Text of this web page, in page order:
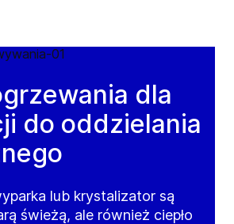
dla
do oddzielania
lub krystalizator są
świeżą, ale również ciepło